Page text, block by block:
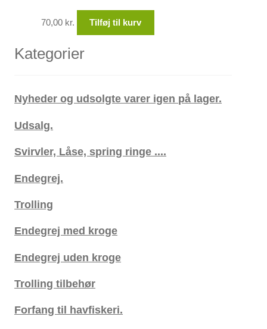
70,00 kr. Tilføj til kurv
Kategorier
Nyheder og udsolgte varer igen på lager.
Udsalg.
Svirvler, Låse, spring ringe ....
Endegrej.
Trolling
Endegrej med kroge
Endegrej uden kroge
Trolling tilbehør
Forfang til havfiskeri.